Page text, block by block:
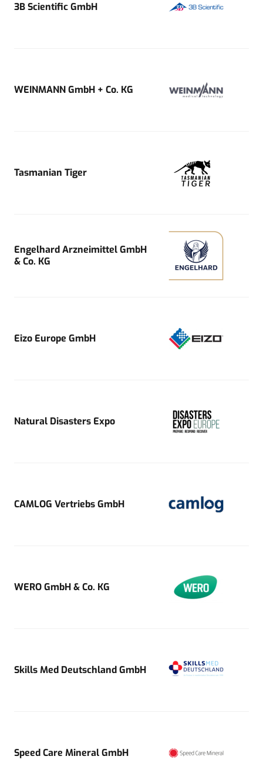
3B Scientific GmbH
WEINMANN GmbH + Co. KG
Tasmanian Tiger
Engelhard Arzneimittel GmbH
& Co. KG
Eizo Europe GmbH
Natural Disasters Expo
CAMLOG Vertriebs GmbH
WERO GmbH & Co. KG
Skills Med Deutschland GmbH
Speed Care Mineral GmbH